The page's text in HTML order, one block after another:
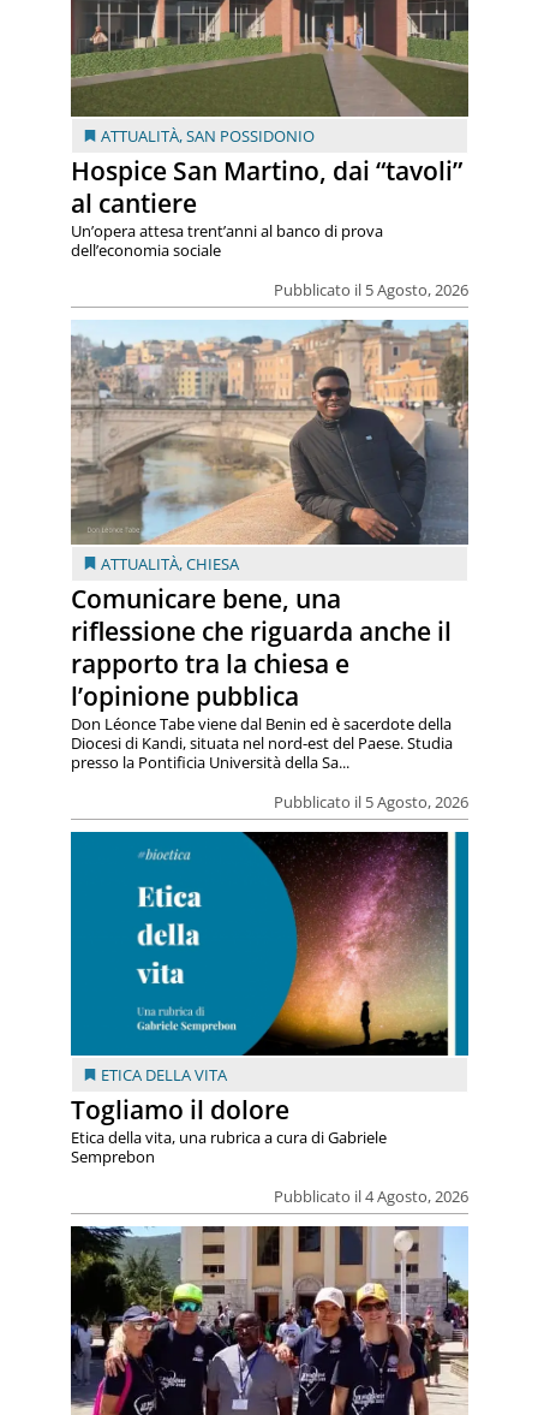
ATTUALITÀ,SAN POSSIDONIO
Hospice San Martino, dai “tavoli”
al cantiere
Pubblicato il 5 Agosto, 2026
Un’opera attesa trent’anni al banco di prova
dell’economia sociale
ATTUALITÀ,CHIESA
Comunicare bene, una
riflessione che riguarda anche il
rapporto tra la chiesa e
l’opinione pubblica
Pubblicato il 5 Agosto, 2026
Don Léonce Tabe viene dal Benin ed è sacerdote della
Diocesi di Kandi, situata nel nord-est del Paese. Studia
presso la Pontificia Università della Sa...
ETICA DELLA VITA
Togliamo il dolore
Pubblicato il 4 Agosto, 2026
Etica della vita, una rubrica a cura di Gabriele
Semprebon